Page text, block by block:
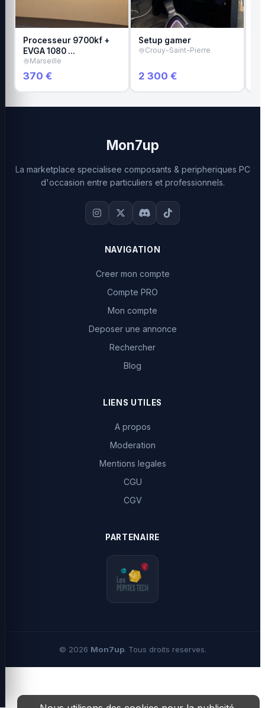
Processeur 9700kf +
EVGA 1080 …
Marseille
370 €
Setup gamer
Crouy-Saint-Pierre
2 300 €
Mon7up
La marketplace specialisee composants & peripheriques PC
d'occasion entre particuliers et professionnels.
NAVIGATION
Creer mon compte
Compte PRO
Mon compte
Deposer une annonce
Rechercher
Blog
LIENS UTILES
A propos
Moderation
Mentions legales
CGU
CGV
PARTENAIRE
© 2026 Mon7up. Tous droits reserves.